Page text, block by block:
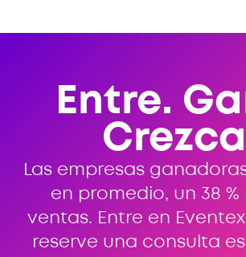
Entre.
Las empresas
en promedio, un 38 %
ventas. Entre en
reserve una consulta